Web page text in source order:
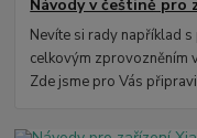
Návody v češtině pro
Nevíte si rady například
celkovým zprovozněním
Zde jsme pro Vás